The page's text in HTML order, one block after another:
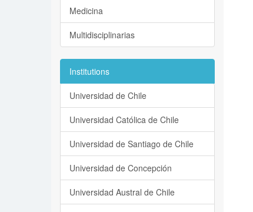
Medicina
Multidisciplinarias
Institutions
Universidad de Chile
Universidad Católica de Chile
Universidad de Santiago de Chile
Universidad de Concepción
Universidad Austral de Chile